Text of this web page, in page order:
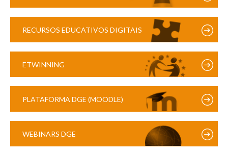
RECURSOS EDUCATIVOS DIGITAIS
ETWINNING
PLATAFORMA DGE (MOODLE)
WEBINARS DGE